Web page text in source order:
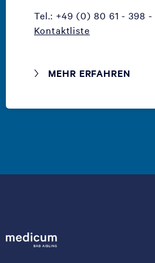
Tel.: +49 (0) 80 61 - 398 -
Kontaktliste
MEHR ERFAHREN